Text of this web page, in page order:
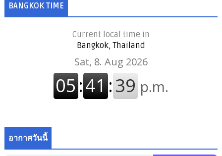
BANGKOK TIME
Current local time in
Bangkok, Thailand
อากาศวันนี้